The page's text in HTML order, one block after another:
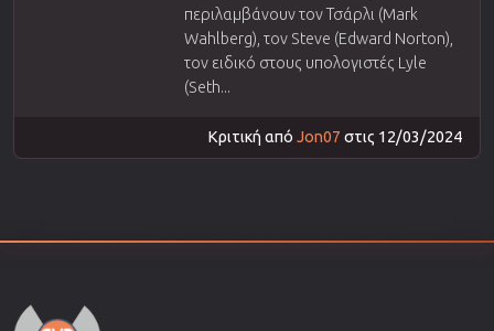
περιλαμβάνουν τον Τσάρλι (Mark
Wahlberg), τον Steve (Edward Norton),
τον ειδικό στους υπολογιστές Lyle
(Seth...
Κριτική από Jon07 στις 12/03/2024